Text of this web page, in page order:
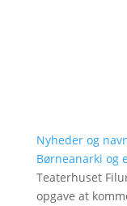
Nyheder og
Børneanarki og
Teaterhuset
opgave at